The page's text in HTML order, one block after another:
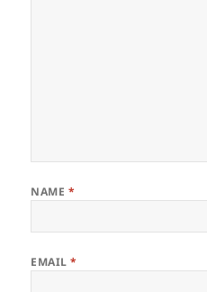
NAME *
EMAIL*